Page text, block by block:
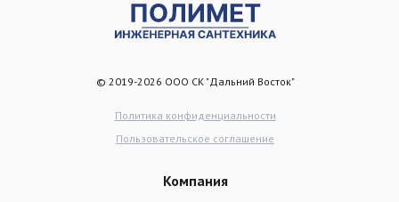
© 2019-2026 ООО СК "Дальний Восток"
Политика конфиденциальности
Пользовательское соглашение
Компания